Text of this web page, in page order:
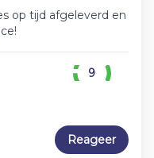
op tijd afgeleverd en
9
Reageer